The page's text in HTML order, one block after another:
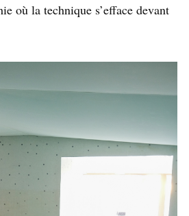
où la technique s’efface devant